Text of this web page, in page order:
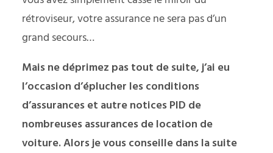
rétroviseur, votre assurance ne sera pas d’un
grand secours…
Mais ne déprimez pas tout de suite, j’ai eu
l’occasion d’éplucher les conditions
d’assurances et autre notices PID de
nombreuses assurances de location de
voiture. Alors je vous conseille dans la suite